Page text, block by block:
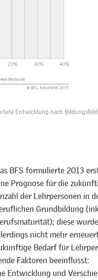
Entwicklung nach
BFS formulierte 2013
Prognose für die
der Lehrpersonen in
Grundbildung
diese
nicht mehr
Bedarf für
Faktoren beeinflusst:
Entwicklung und